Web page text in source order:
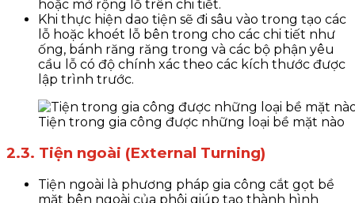
hoặc mở rộng lỗ trên chi tiết.
Khi thực hiện dao tiện sẽ đi sâu vào trong tạo các
lỗ hoặc khoét lỗ bên trong cho các chi tiết như
ống, bánh răng răng trong và các bộ phận yêu
cầu lỗ có độ chính xác theo các kích thước được
lập trình trước.
Tiện trong gia công được những loại bề mặt nào
2.3. Tiện ngoài (External Turning)
Tiện ngoài là phương pháp gia công cắt gọt bề
mặt bên ngoài của phôi giúp tạo thành hình